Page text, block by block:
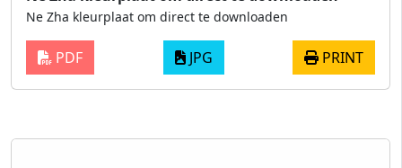
Ne Zha kleurplaat om direct te downloaden
PDF JPG PRINT